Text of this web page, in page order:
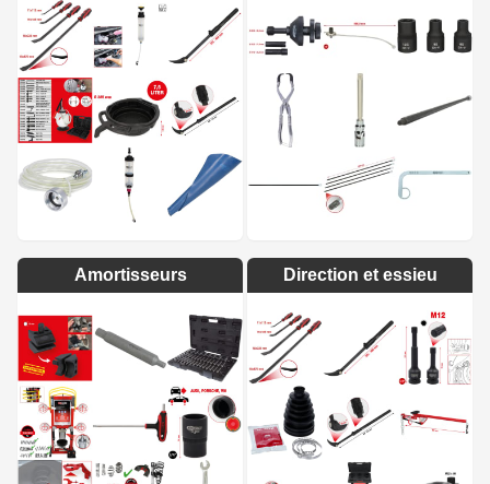
Amortisseurs Direction et essieu